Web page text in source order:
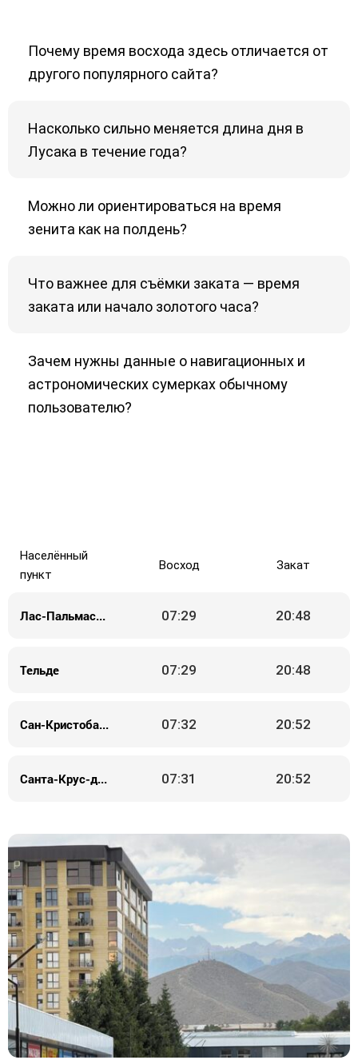
Почему время восхода здесь отличается от
другого популярного сайта?
Насколько сильно меняется длина дня в
Лусака в течение года?
Можно ли ориентироваться на время
зенита как на полдень?
Что важнее для съёмки заката — время
заката или начало золотого часа?
Зачем нужны данные о навигационных и
астрономических сумерках обычному
пользователю?
Населённый
пункт
Восход Закат
Лас-Пальмас-де-Гран-Канария 07:29 20:48
Тельде 07:29 20:48
Сан-Кристобаль-де-ла-Лагуна 07:32 20:52
Санта-Крус-де-Тенерифе 07:31 20:52